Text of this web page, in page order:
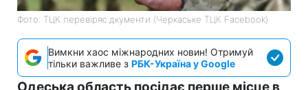
Фото: ТЦК перевіряє дкументи (Черкаське ТЦК Facebook)
Вимкни хаос міжнародних новин! Отримуй
тільки важливе з РБК-Україна у Google
Одеська область посідає перше місце в